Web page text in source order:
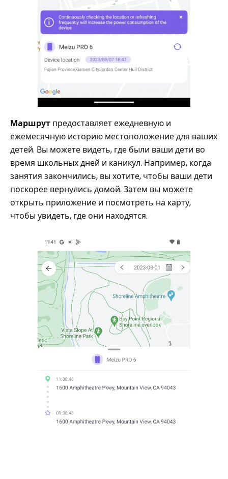
Маршрут предоставляет ежедневную и
ежемесячную историю местоположение для ваших
детей. Вы можете видеть, где были ваши дети во
время школьных дней и каникул. Например, когда
занятия закончились, вы хотите, чтобы ваши дети
поскорее вернулись домой. Затем вы можете
открыть приложение и посмотреть на карту,
чтобы увидеть, где они находятся.